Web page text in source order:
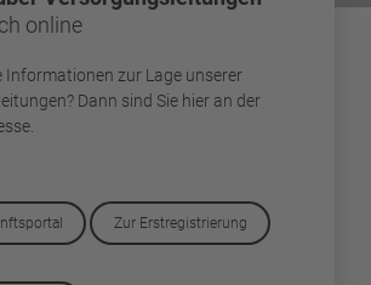
online
Informationen zur Lage unserer
Dann sind Sie hier an der
Zur Erstregistrierung